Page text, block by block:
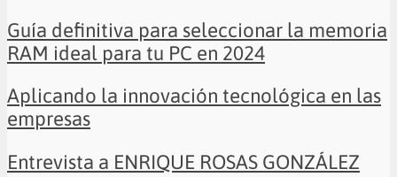
Guía definitiva para seleccionar la memoria
RAM ideal para tu PC en 2024
Aplicando la innovación tecnológica en las
empresas
Entrevista a ENRIQUE ROSAS GONZÁLEZ